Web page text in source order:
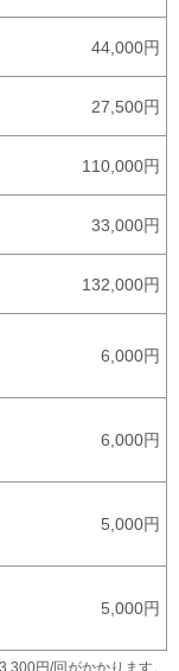
44,000円
27,500円
110,000円
33,000円
132,000円
6,000円
6,000円
5,000円
5,000円